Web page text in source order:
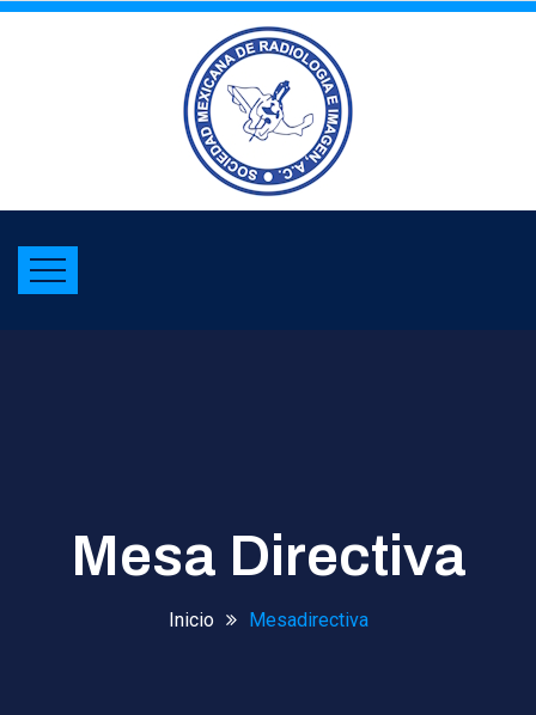
Mesa Directiva
Inicio Mesadirectiva